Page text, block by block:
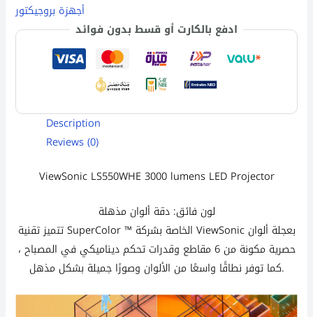
أجهزة بروجيكتور
ادفع بالكارت أو قسط بدون فوائد
Description
Reviews (0)
ViewSonicLS550WHE 3000 lumens LED Projector
لون فائق: دقة ألوان مذهلة
تتميز تقنية SuperColor ™ الخاصة بشركة ViewSonic بعجلة ألوان
حصرية مكونة من 6 مقاطع وقدرات تحكم ديناميكي في المصباح ،
كما توفر نطاقًا واسعًا من الألوان وصورًا جميلة بشكل مذهل.